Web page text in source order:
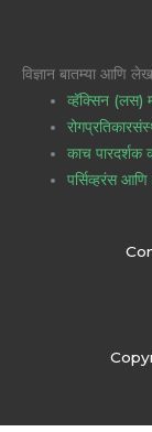
विज्ञान बातम्या आणि लेख
व्हॅक्सिन (लस)
काच
पर्सिव्हरंस